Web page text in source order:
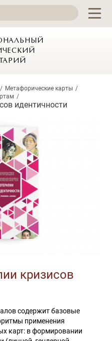
Метафорические карты
идентичности
кризисов
содержит базовые
применения
карт: в формировании